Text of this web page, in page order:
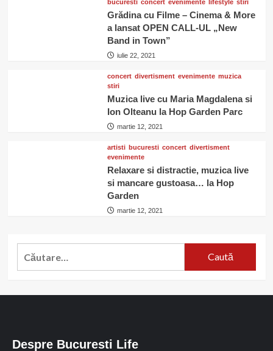
bucuresti concert evenimente lifestyle stiri
Grădina cu Filme – Cinema & More
a lansat OPEN CALL-UL „New
Band in Town”
iulie 22, 2021
concert divertisment evenimente muzica
stiri
Muzica live cu Maria Magdalena si
Ion Olteanu la Hop Garden Parc
martie 12, 2021
artisti bucuresti concert divertisment
evenimente
Relaxare si distractie, muzica live
si mancare gustoasa… la Hop
Garden
martie 12, 2021
Despre Bucuresti Life